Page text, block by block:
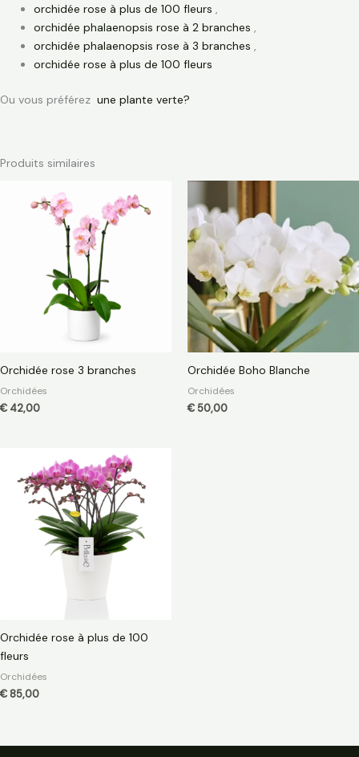
orchidée rose à plus de 100 fleurs ,
orchidée phalaenopsis rose à 2 branches ,
orchidée phalaenopsis rose à 3 branches ,
orchidée rose à plus de 100 fleurs
Ou vous préférez une plante verte?
Produits similaires
Orchidée rose 3 branches
Orchidées
€ 42,00
Orchidée Boho Blanche
Orchidées
€ 50,00
Orchidée rose à plus de 100
fleurs
Orchidées
€85,00